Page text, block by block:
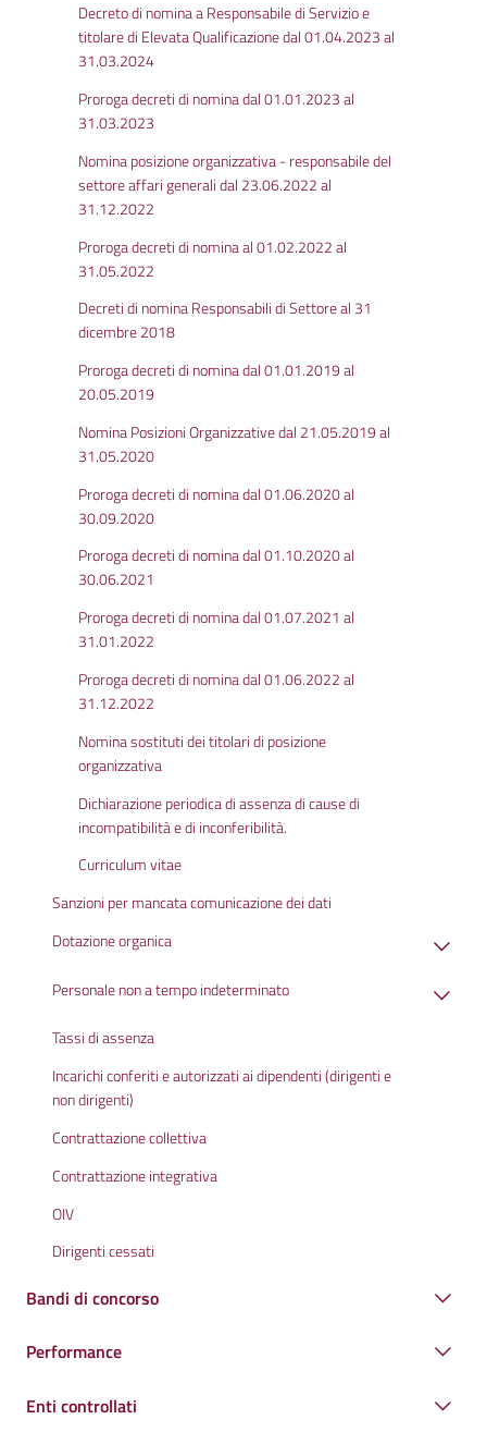
Decreto di nomina a Responsabile di Servizio e
titolare di Elevata Qualificazione dal 01.04.2023 al
31.03.2024
Proroga decreti di nomina dal 01.01.2023 al
31.03.2023
Nomina posizione organizzativa - responsabile del
settore affari generali dal 23.06.2022 al
31.12.2022
Proroga decreti di nomina al 01.02.2022 al
31.05.2022
Decreti di nomina Responsabili di Settore al 31
dicembre 2018
Proroga decreti di nomina dal 01.01.2019 al
20.05.2019
Nomina Posizioni Organizzative dal 21.05.2019 al
31.05.2020
Proroga decreti di nomina dal 01.06.2020 al
30.09.2020
Proroga decreti di nomina dal 01.10.2020 al
30.06.2021
Proroga decreti di nomina dal 01.07.2021 al
31.01.2022
Proroga decreti di nomina dal 01.06.2022 al
31.12.2022
Nomina sostituti dei titolari di posizione
organizzativa
Dichiarazione periodica di assenza di cause di
incompatibilità e di inconferibilità.
Curriculum vitae
Sanzioni per mancata comunicazione dei dati
Dotazione organica
Personale non a tempo indeterminato
Tassi di assenza
Incarichi conferiti e autorizzati ai dipendenti (dirigenti e
non dirigenti)
Contrattazione collettiva
Contrattazione integrativa
OIV
Dirigenti cessati
Bandi di concorso
Performance
Enti controllati